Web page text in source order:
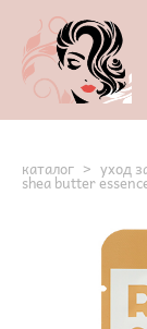
каталог > уход
shea butter